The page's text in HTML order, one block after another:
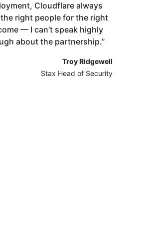
Cloudflare always
right people for the right
— I can’t speak highly
about the partnership.”
Troy Ridgewell
Stax Head of Security